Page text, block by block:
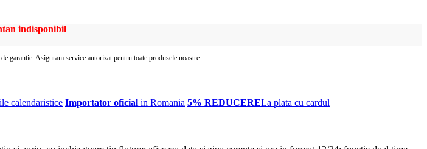
indisponibil
garantie. Asiguram service autorizat pentru toate produsele noastre.
calendaristice Importator oficial in Romania 5% REDUCERELa plata cu cardul